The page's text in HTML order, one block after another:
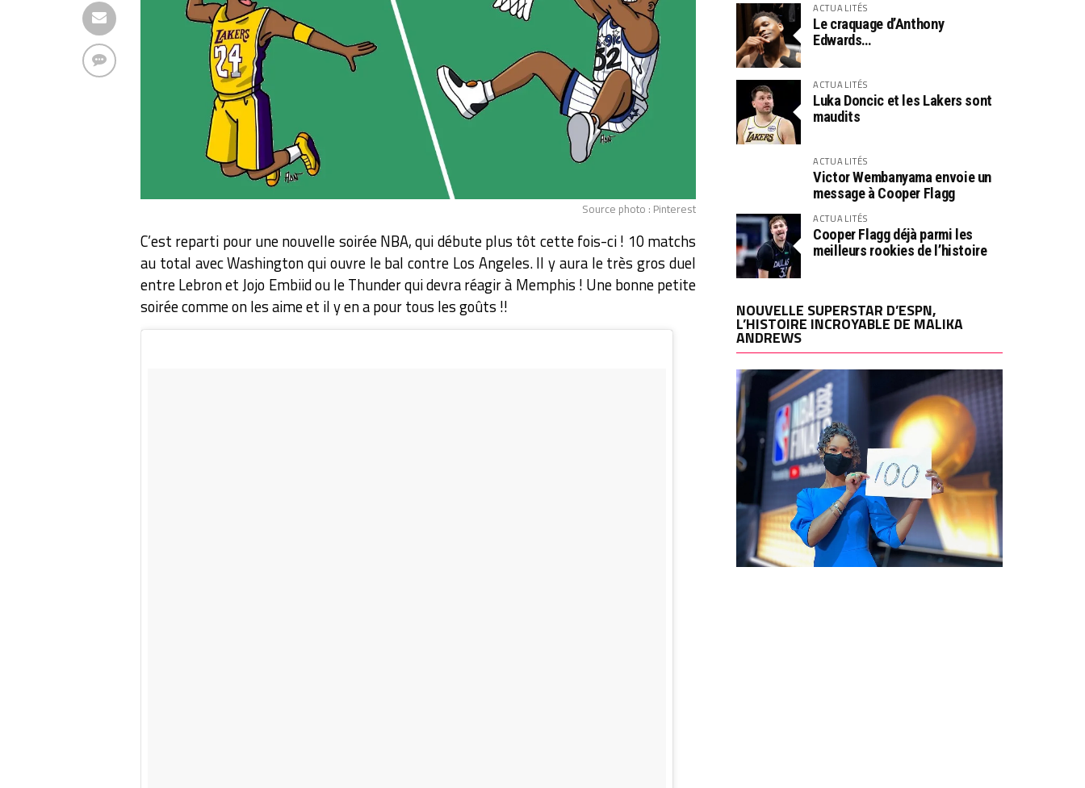
Source photo : Pinterest
C’est reparti pour une nouvelle soirée NBA, qui débute plus tôt cette fois-ci ! 10 matchs
au total avec Washington qui ouvre le bal contre Los Angeles. Il y aura le très gros duel
entre Lebron et Jojo Embiid ou le Thunder qui devra réagir à Memphis ! Une bonne petite
soirée comme on les aime et il y en a pour tous les goûts !!
ACTUALITÉS
Le craquage d’Anthony
Edwards…
ACTUALITÉS
Luka Doncic et les Lakers sont
maudits
ACTUALITÉS
Victor Wembanyama envoie un
message à Cooper Flagg
ACTUALITÉS
Cooper Flagg déjà parmi les
meilleurs rookies de l’histoire
NOUVELLE SUPERSTAR D’ESPN,
L’HISTOIRE INCROYABLE DE MALIKA
ANDREWS